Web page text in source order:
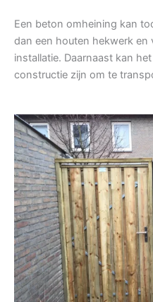
Een beton omheining kan
dan een houten hekwerk en
installatie. Daarnaast kan
constructie zijn om te